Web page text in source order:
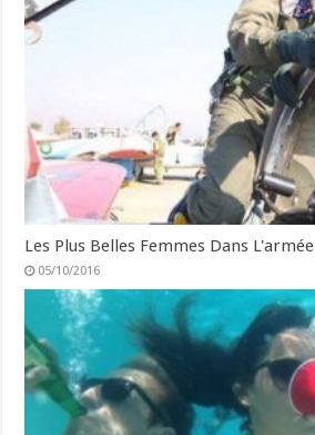
Les Plus Belles Femmes Dans L'armée
05/10/2016